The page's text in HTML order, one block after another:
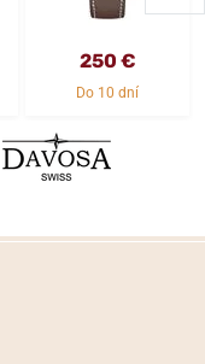
250 €
Do 10 dní